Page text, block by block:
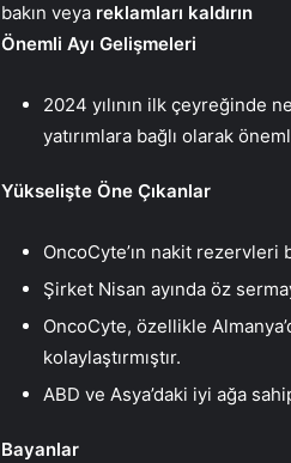
bakın veya reklamları kaldırın
Önemli Ayı Gelişmeleri
2024 yılının ilk çeyreğinde
yatırımlara bağlı olarak
Yükselişte Öne Çıkanlar
OncoCyte’ın nakit
Şirket Nisan ayında öz
OncoCyte, özellikle
kolaylaştırmıştır.
ABD ve Asya’daki iyi ağa
Bayanlar